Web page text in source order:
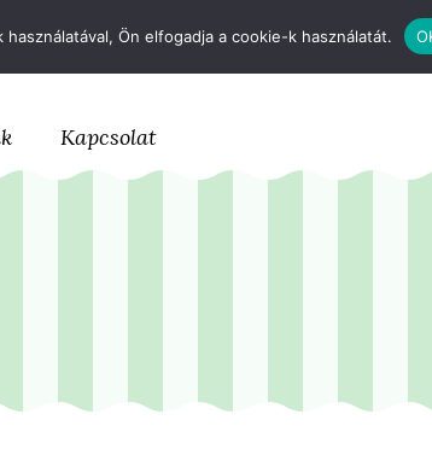
Kapcsolat
Ön elfogadja a cookie-k használatát.